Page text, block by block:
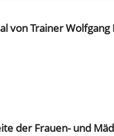
von Trainer Wolfgang
der Frauen- und